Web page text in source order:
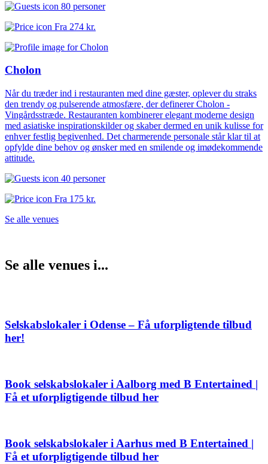
80 personer
Fra 274 kr.
Cholon
Når du træder ind i restauranten med dine gæster, oplever du straks
den trendy og pulserende atmosfære, der definerer Cholon -
Vingårdsstræde. Restauranten kombinerer elegant moderne design
med asiatiske inspirationskilder og skaber dermed en unik kulisse for
enhver festlig begivenhed. Det charmerende personale står klar til at
opfylde dine behov og ønsker med en smilende og imødekommende
attitude.
40 personer
Fra 175 kr.
Se alle venues
Se alle venues i...
Selskabslokaler i Odense – Få uforpligtende tilbud
her!
Book selskabslokaler i Aalborg med B Entertained |
Få et uforpligtigende tilbud her
Book selskabslokaler i Aarhus med B Entertained |
Få et uforpligtigende tilbud her